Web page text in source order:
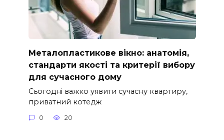
Металопластикове вікно: анатомія,
стандарти якості та критерії вибору
для сучасного дому
Сьогодні важко уявити сучасну квартиру,
приватний котедж
0 20